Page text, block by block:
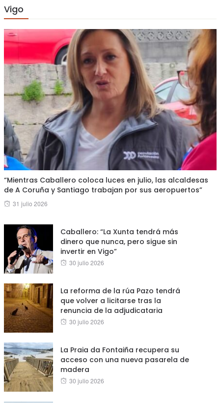
Vigo
“Mientras Caballero coloca luces en julio, las alcaldesas
de A Coruña y Santiago trabajan por sus aeropuertos”
Posted
31 julio 2026
Caballero: “La Xunta tendrá más
dinero que nunca, pero sigue sin
invertir en Vigo”
Posted
30 julio 2026
La reforma de la rúa Pazo tendrá
que volver a licitarse tras la
renuncia de la adjudicataria
Posted
30 julio 2026
La Praia da Fontaiña recupera su
acceso con una nueva pasarela de
madera
Posted
30 julio 2026